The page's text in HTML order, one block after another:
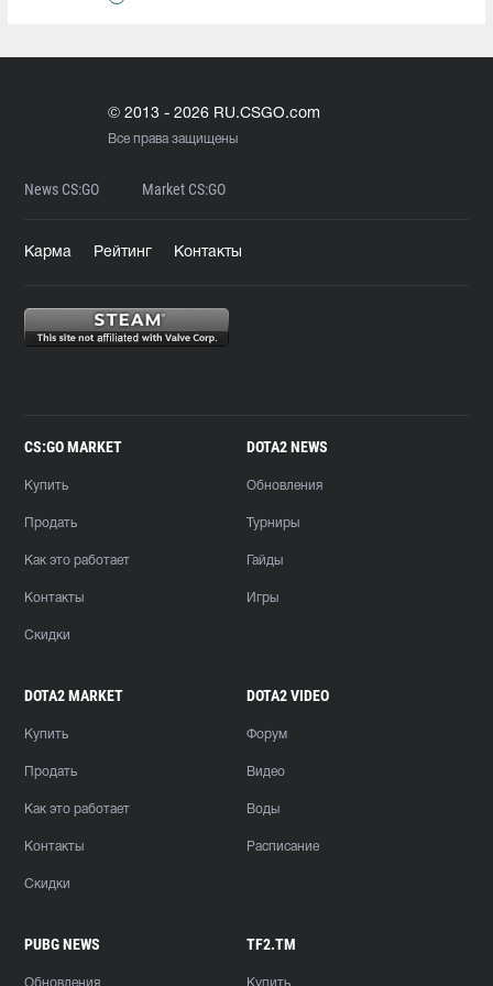
© 2013 - 2026 RU.CSGO.com
Все права защищены
News CS:GO Market CS:GO
Карма Рейтинг Контакты
CS:GO MARKET
Купить
Продать
Как это работает
Контакты
Скидки
DOTA2 NEWS
Обновления
Турниры
Гайды
Игры
DOTA2 MARKET
Купить
Продать
Как это работает
Контакты
Скидки
DOTA2 VIDEO
Форум
Видео
Воды
Расписание
PUBG NEWS
Обновления
TF2.TM
Купить